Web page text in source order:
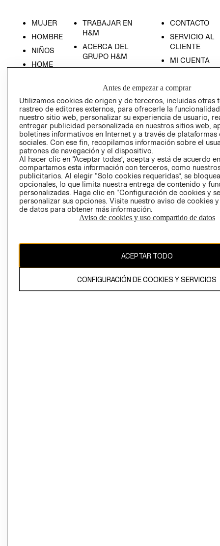
MUJER
HOMBRE
NIÑOS
HOME
TRABAJAR EN
H&M
ACERCA DEL
GRUPO H&M
RESPONSABILIDAD
RELACIÓN CON
INVERSIONISTAS
POLÍTICA
EMPRESARIAL
CONTACTO
SERVICIO AL
CLIENTE
MI CUENTA
- RETIRO EN
TIENDA
TÉRMINOS Y
CONDICIONES
AVISO DE
PRIVACIDAD
GIFT CARD
AVISO DE
COOKIES
Chile ($)
Antes de empezar a comprar
Utilizamos cookies de origen y de terceros, incluidas otras
rastreo de editores externos, para ofrecerle la
nuestro sitio web, personalizar su experiencia de usuario,
entregar publicidad personalizada en nuestros sitios web,
boletines informativos en Internet y a través de plataformas
sociales. Con ese fin, recopilamos información sobre el
patrones de navegación y el dispositivo.
Al hacer clic en “Aceptar todas”, acepta y está de acuerdo
compartamos esta información con terceros, como
publicitarios. Al elegir “Solo cookies requeridas”, se
opcionales, lo que limita nuestra entrega de contenido y
personalizadas. Haga clic en “Configuración de cookies y
personalizar sus opciones. Visite nuestro aviso de cookies
de datos para obtener más información.
Aviso de cookies y uso compartido de datos
ACEPTAR TODO
CONFIGURACIÓN DE COOKIES Y SERVICIOS